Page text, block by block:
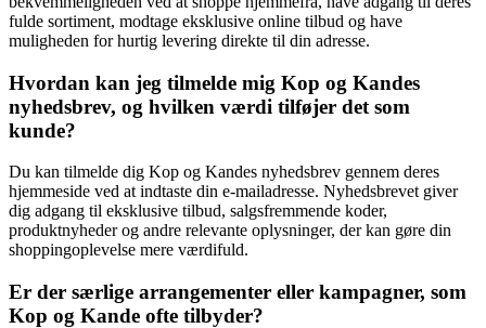
fulde sortiment, modtage eksklusive online tilbud og have
muligheden for hurtig levering direkte til din adresse.
Hvordan kan jeg tilmelde mig Kop og Kandes
nyhedsbrev, og hvilken værdi tilføjer det som
kunde?
Du kan tilmelde dig Kop og Kandes nyhedsbrev gennem deres
hjemmeside ved at indtaste din e-mailadresse. Nyhedsbrevet giver
dig adgang til eksklusive tilbud, salgsfremmende koder,
produktnyheder og andre relevante oplysninger, der kan gøre din
shoppingoplevelse mere værdifuld.
Er der særlige arrangementer eller kampagner, som
Kop og Kande ofte tilbyder?